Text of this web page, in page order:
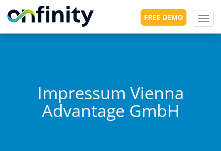
FREE DEMO
Impressum Vienna
Advantage GmbH